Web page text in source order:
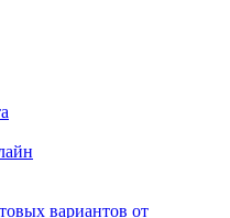
вариантов от